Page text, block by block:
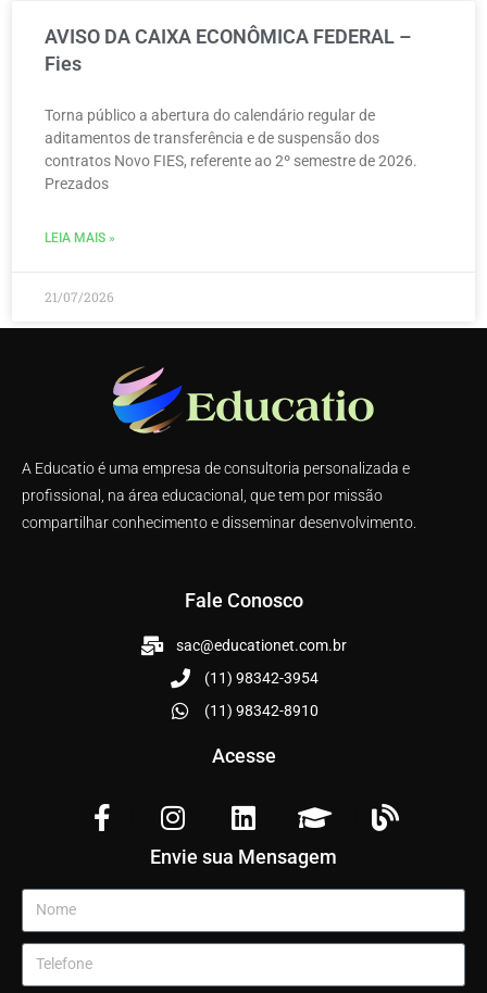
AVISO DA CAIXA ECONÔMICA FEDERAL –
Fies
Torna público a abertura do calendário regular de
aditamentos de transferência e de suspensão dos
contratos Novo FIES, referente ao 2º semestre de 2026.
Prezados
LEIA MAIS »
21/07/2026
A Educatio é uma empresa de consultoria personalizada e
profissional, na área educacional, que tem por missão
compartilhar conhecimento e disseminar desenvolvimento.
Fale Conosco
sac@educationet.com.br
(11) 98342-3954
(11) 98342-8910
Acesse
Envie sua Mensagem